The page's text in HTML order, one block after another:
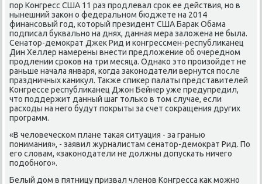
пор Конгресс США 11 раз продлевал срок ее действия, но в
нынешний закон о федеральном бюджете на 2014
финансовый год, который президент США Барак Обама
подписал буквально на днях, данная мера заложена не была.
Сенатор-демократ Джек Рид и конгрессмен-республиканец
Дин Хеллер намерены внести предложение об очередном
продлении сроков на три месяца. Однако это произойдет не
раньше начала января, когда законодатели вернутся после
праздничных каникул. Также спикер палаты представителей
Конгрессе республиканец Джон Бейнер уже предупредил,
что поддержит данный шаг только в том случае, если
расходы на него будут покрыты за счет сокращения других
программ.
«В человеческом плане такая ситуация - за гранью
понимания», - заявил журналистам сенатор-демократ Рид. По
его словам, «законодатели не должны допускать ничего
подобного».
Белый дом в пятницу призвал членов Конгресса как можно